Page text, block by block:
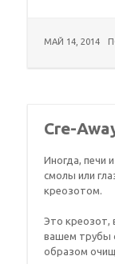
МАЙ 14, 2014
Cre-
Иногда, печи
смолы или
креозотом.
Это креозот,
вашем трубы
образом